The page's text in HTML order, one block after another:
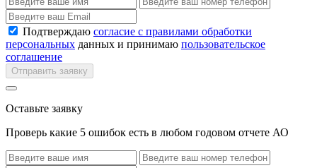
Подтверждаю согласие с правилами обработки
персональных данных и принимаю пользовательское
соглашение
Отправить заявку
Оставьте заявку
Проверь какие 5 ошибок есть в любом годовом отчете АО